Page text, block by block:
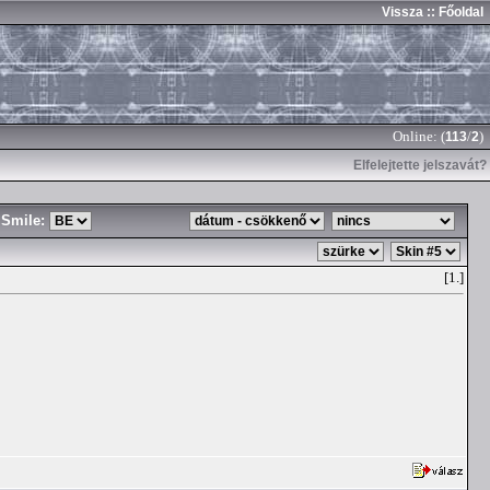
Vissza :: Főoldal
Online: (113/2)
Elfelejtette jelszavát?
Smile:
[1.]